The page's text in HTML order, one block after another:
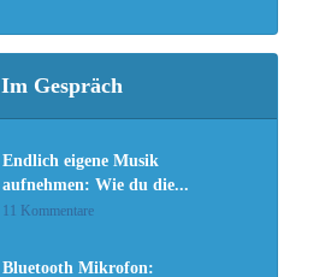
Im Gespräch
Endlich eigene Musik
aufnehmen: Wie du die...
11 Kommentare
Bluetooth Mikrofon: